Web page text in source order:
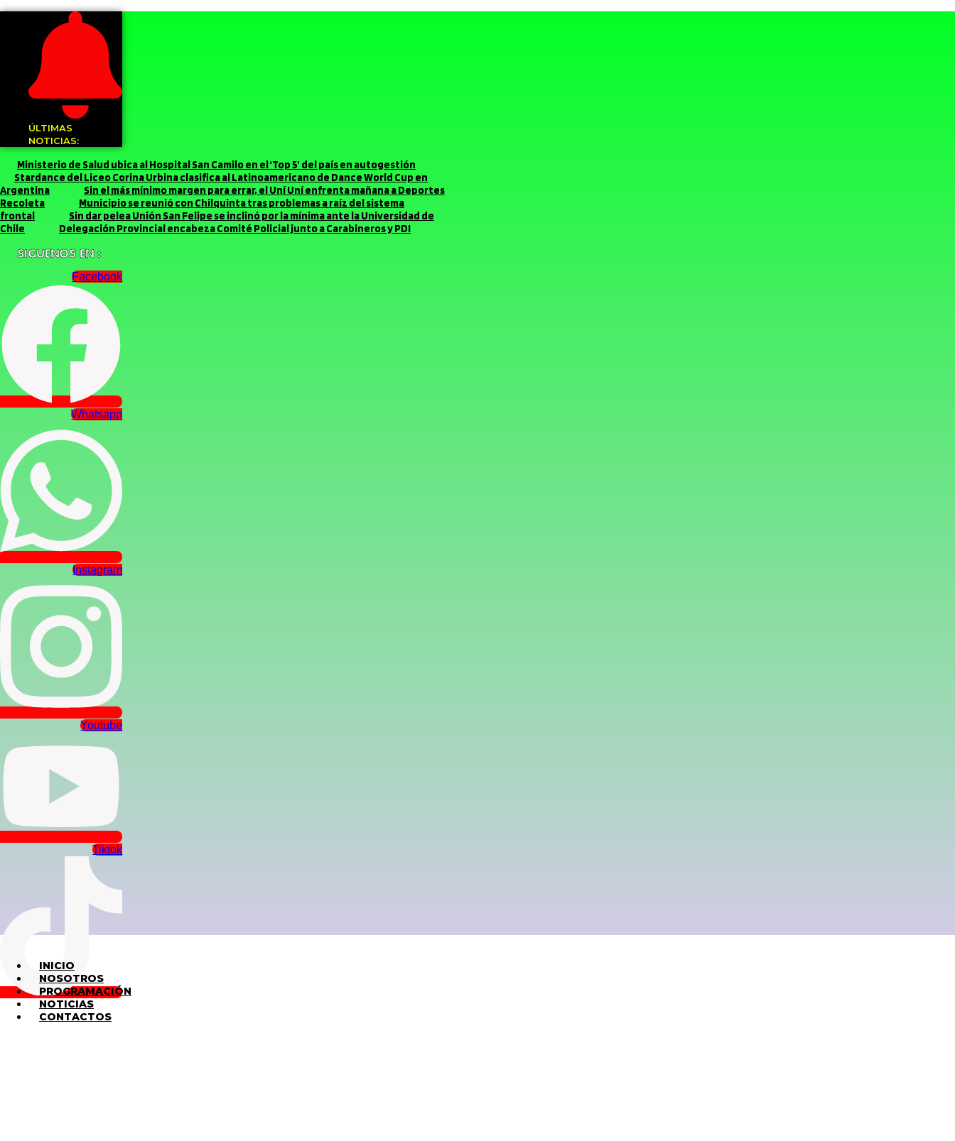
ÚLTIMAS
NOTICIAS:
Ministerio de Salud ubica al Hospital San Camilo en el ‘Top 5’ del país en autogestión
Stardance del Liceo Corina Urbina clasifica al Latinoamericano de Dance World Cup en
Argentina
Sin el más mínimo margen para errar, el Uní Uní enfrenta mañana a Deportes
Recoleta
Municipio se reunió con Chilquinta tras problemas a raíz del sistema
frontal
Sin dar pelea Unión San Felipe se inclinó por la mínima ante la Universidad de
Chile
Delegación Provincial encabeza Comité Policial junto a Carabineros y PDI
SIGUENOS EN :
Facebook
Whatsapp
Instagram
Youtube
Tiktok
INICIO
NOSOTROS
PROGRAMACIÓN
NOTICIAS
CONTACTOS